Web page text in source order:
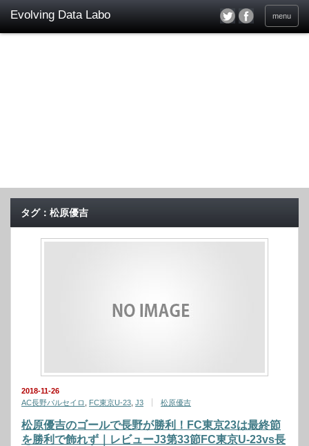
menu
タグ：松原優吉
2018-11-26
AC長野パルセイロ
FC東京U-23 J3 松原優吉
松原優吉のゴールで長野が勝利！FC東京23は最終節
を勝利で飾れず｜レビューJ3第33節FC東京U-23vs長